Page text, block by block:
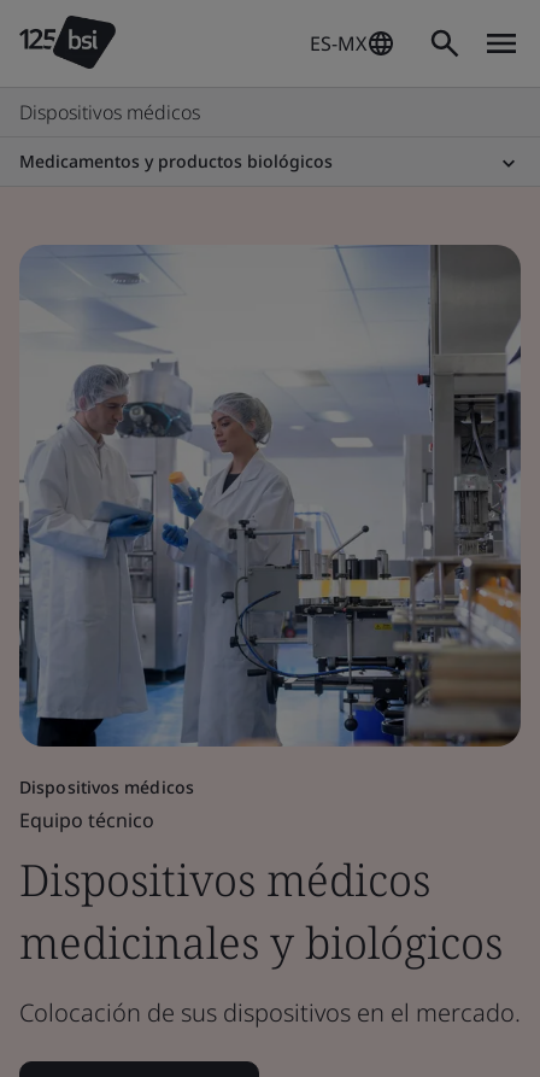
ES-MX
Dispositivos médicos
Medicamentos y productos biológicos
Dispositivos médicos
Equipo técnico
Dispositivos médicos
medicinales y biológicos
Colocación de sus dispositivos en el mercado.